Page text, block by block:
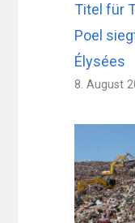
Titel für
Poel
Élysées
8. August